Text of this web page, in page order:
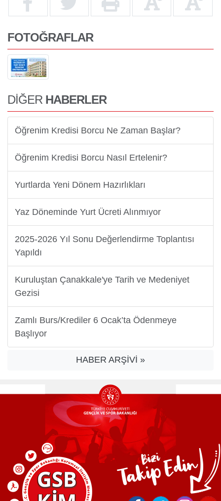
FOTOĞRAFLAR
DİĞER HABERLER
Öğrenim Kredisi Borcu Ne Zaman Başlar?
Öğrenim Kredisi Borcu Nasıl Ertelenir?
Yurtlarda Yeni Dönem Hazırlıkları
Yaz Döneminde Yurt Ücreti Alınmıyor
2025-2026 Yıl Sonu Değerlendirme Toplantısı
Yapıldı
Kuruluştan Çanakkale'ye Tarih ve Medeniyet
Gezisi
Zamlı Burs/Krediler 6 Ocak’ta Ödenmeye
Başlıyor
HABER ARŞİVİ »